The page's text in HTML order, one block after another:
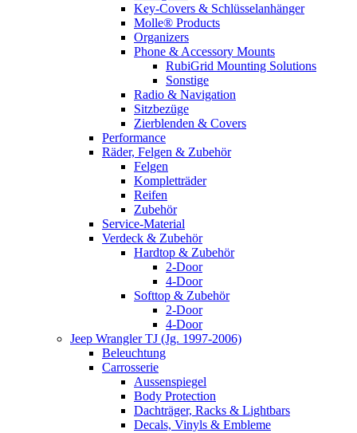
Key-Covers & Schlüsselanhänger
Molle® Products
Organizers
Phone & Accessory Mounts
RubiGrid Mounting Solutions
Sonstige
Radio & Navigation
Sitzbezüge
Zierblenden & Covers
Performance
Räder, Felgen & Zubehör
Felgen
Kompletträder
Reifen
Zubehör
Service-Material
Verdeck & Zubehör
Hardtop & Zubehör
2-Door
4-Door
Softtop & Zubehör
2-Door
4-Door
Jeep Wrangler TJ (Jg. 1997-2006)
Beleuchtung
Carrosserie
Aussenspiegel
Body Protection
Dachträger, Racks & Lightbars
Decals, Vinyls & Embleme